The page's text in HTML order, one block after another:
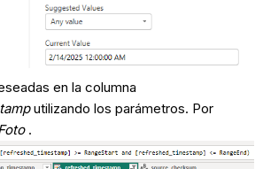
en la columna
utilizando los parámetros. Por
.